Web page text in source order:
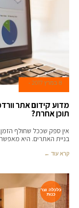
8 במרץ 2017
מדוע קידום אתר
תוכן אחרת?
אין ספק שככל שחולף
בניית האתרים. היא
קרא עוד ←
כלכלה וצר
כנות